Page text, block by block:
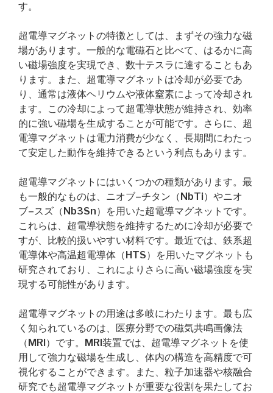
す。
超電導マグネットの特徴としては、まずその強力な磁
場があります。一般的な電磁石と比べて、はるかに高
い磁場強度を実現でき、数十テスラに達することもあ
ります。また、超電導マグネットは冷却が必要であ
り、通常は液体ヘリウムや液体窒素によって冷却され
ます。この冷却によって超電導状態が維持され、効率
的に強い磁場を生成することが可能です。さらに、超
電導マグネットは電力消費が少なく、長期間にわたっ
て安定した動作を維持できるという利点もあります。
超電導マグネットにはいくつかの種類があります。最
も一般的なものは、ニオブ–チタン（NbTi）やニオ
ブ–スズ（Nb3Sn）を用いた超電導マグネットです。
これらは、超電導状態を維持するために冷却が必要で
すが、比較的扱いやすい材料です。最近では、鉄系超
電導体や高温超電導体（HTS）を用いたマグネットも
研究されており、これによりさらに高い磁場強度を実
現する可能性があります。
超電導マグネットの用途は多岐にわたります。最も広
く知られているのは、医療分野での磁気共鳴画像法
（MRI）です。MRI装置では、超電導マグネットを使
用して強力な磁場を生成し、体内の構造を高精度で可
視化することができます。また、粒子加速器や核融合
研究でも超電導マグネットが重要な役割を果たしてお